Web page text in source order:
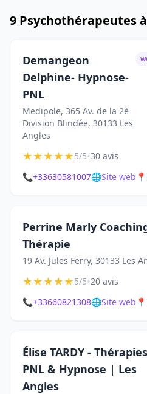
9 Psychothérapeutes
Demangeon
Delphine- Hypnose-
PNL
Medipole, 365 Av. de la 2è
Division Blindée, 30133 Les
Angles
★★★★★5/5•30 avis
📞+33630581007🌐Site web 📍
Perrine Marly
Thérapie
19 Av. Jules Ferry, 30133 Les
★★★★★5/5•20 avis
📞+33660821308🌐Site web 📍
Élise TARDY - Thérapies
PNL & Hypnose | Les
Angles